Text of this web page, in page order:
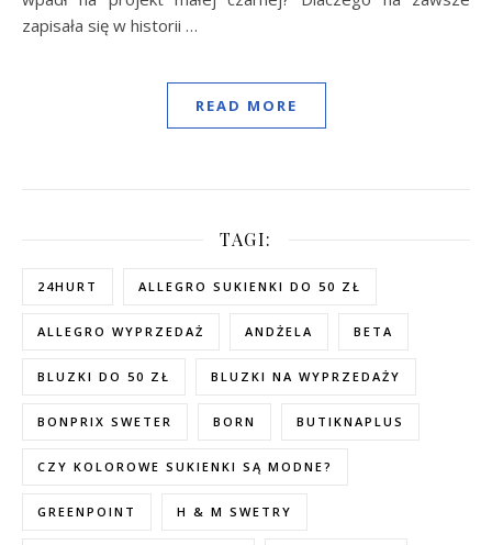
zapisała się w historii …
READ MORE
TAGI:
24HURT ALLEGRO SUKIENKI DO 50 ZŁ
ALLEGRO WYPRZEDAŻ ANDŻELA BETA
BLUZKI DO 50 ZŁ BLUZKI NA WYPRZEDAŻY
BONPRIX SWETER BORN BUTIKNAPLUS
CZY KOLOROWE SUKIENKI SĄ MODNE?
GREENPOINT H & M SWETRY